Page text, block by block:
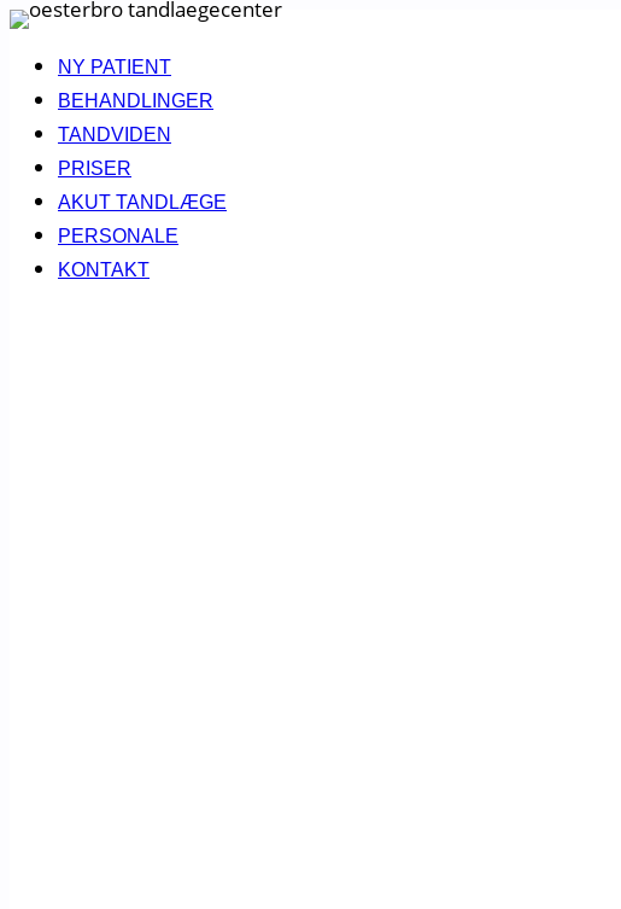
Fortsæt
indhold
NY PATIENT
BEHANDLINGER
TANDVIDEN
PRISER
AKUT TANDLÆGE
PERSONALE
KONTAKT